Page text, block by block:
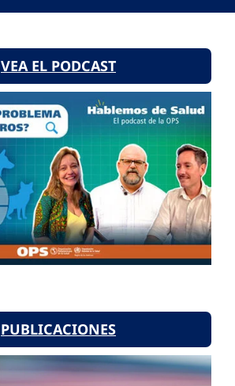
VEA EL PODCAST
PUBLICACIONES